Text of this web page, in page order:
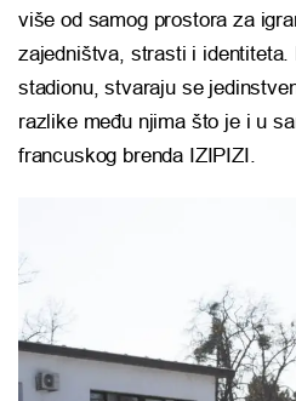
više od samog prostora za
zajedništva, strasti i identiteta.
stadionu, stvaraju se
razlike među njima što je i u
francuskog brenda IZIPIZI.